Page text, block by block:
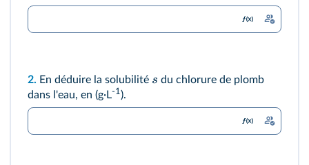
2. En déduire la solubilité s du chlorure de plomb
dans l'eau, en (g·L-1).